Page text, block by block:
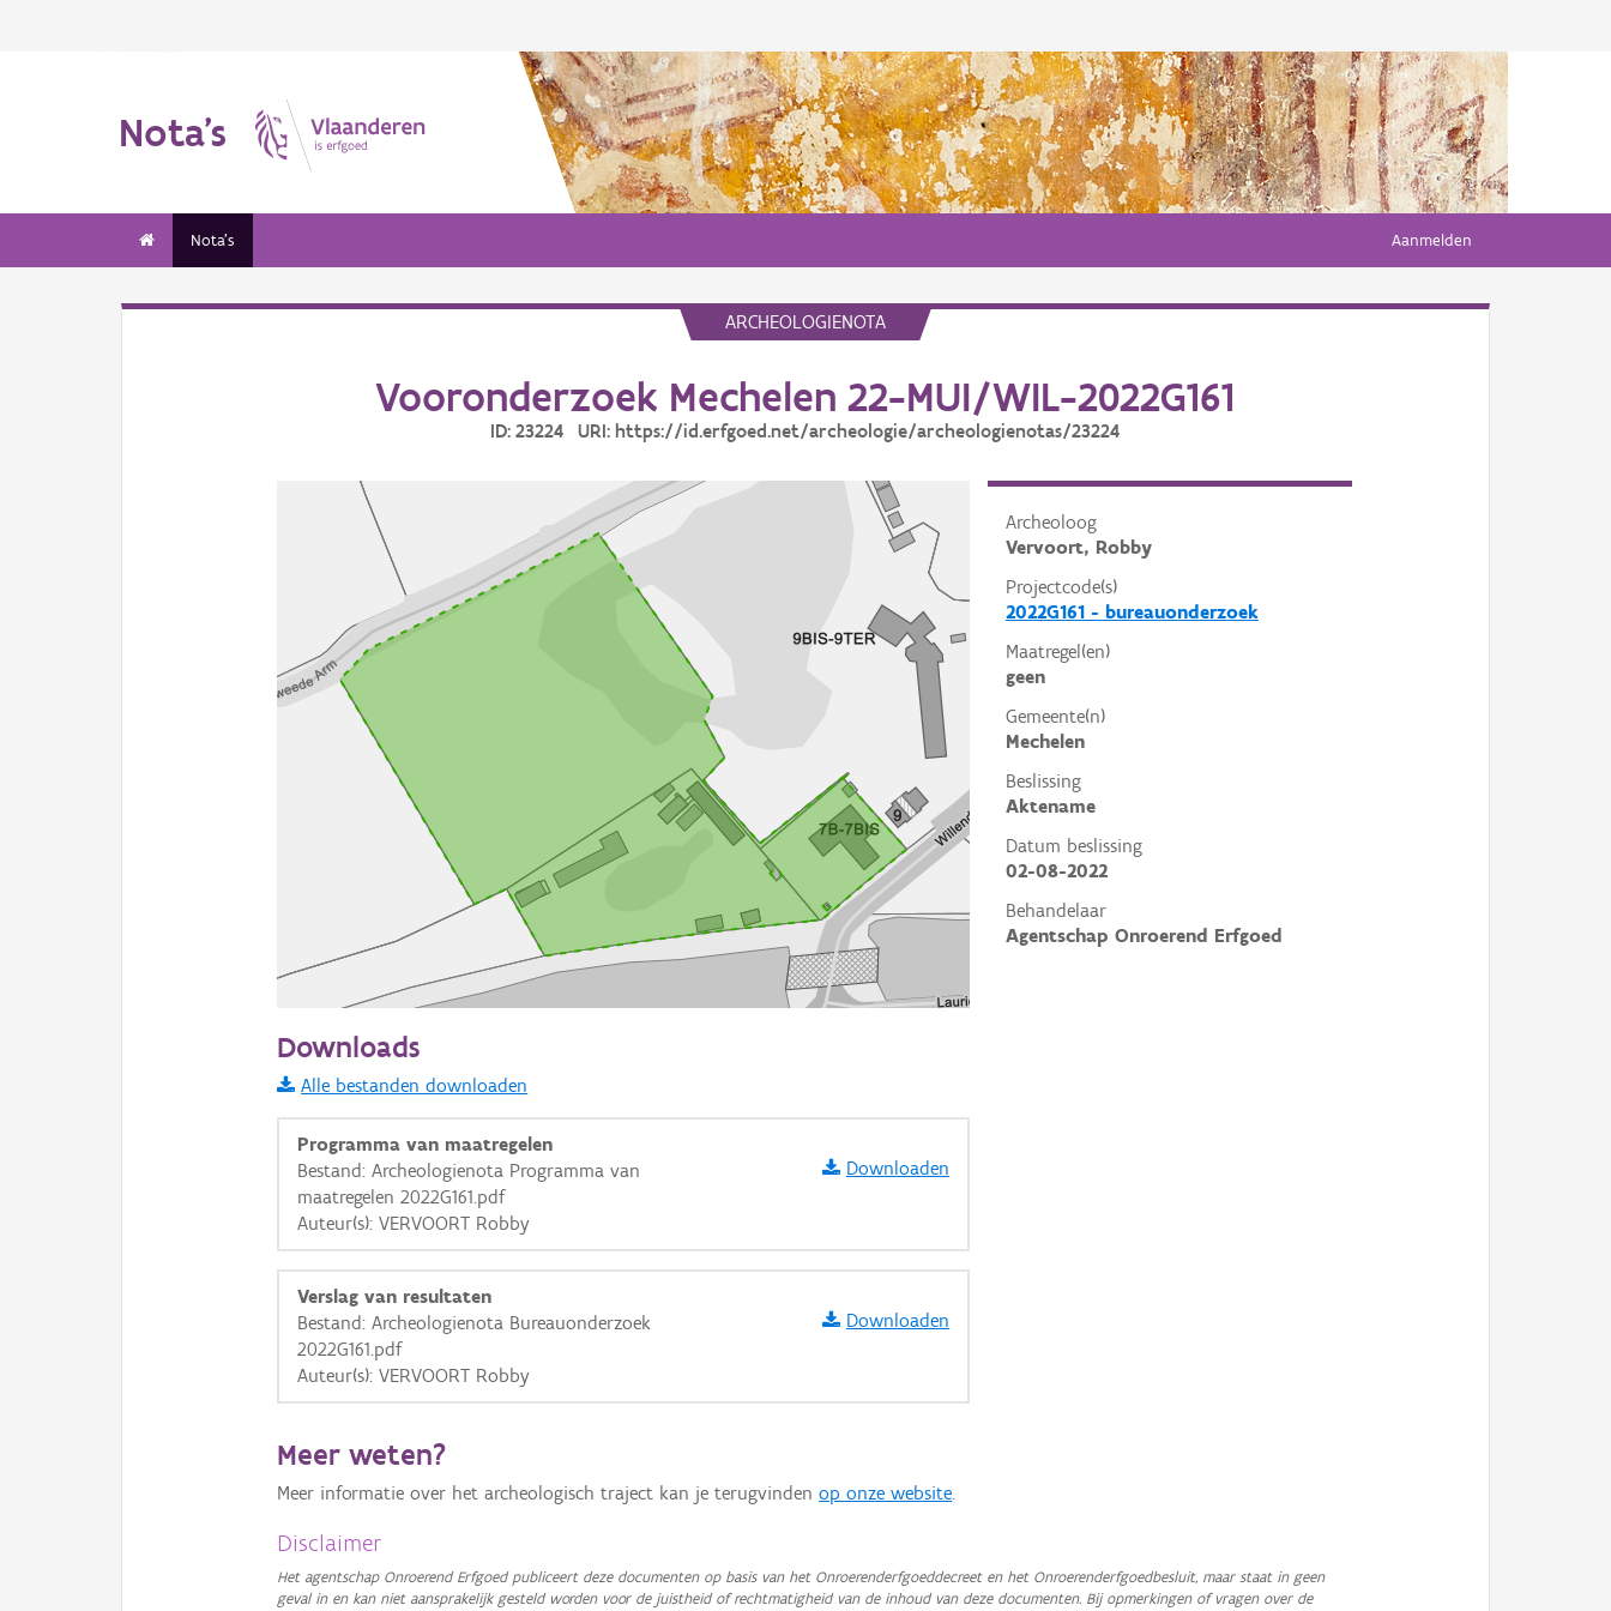
Nota's
Nota's Aanmelden
ARCHEOLOGIENOTA
Vooronderzoek Mechelen 22-MUI/WIL-2022G161
ID: 23224 URI: https://id.erfgoed.net/archeologie/archeologienotas/23224
Archeoloog
Vervoort, Robby
Projectcode(s)
2022G161 - bureauonderzoek
Maatregel(en)
geen
Gemeente(n)
Mechelen
Beslissing
Aktename
Datum beslissing
02-08-2022
Behandelaar
Agentschap Onroerend Erfgoed
Informatie Vlaanderen
i
+ −
Basis Lagen
Ortho
GRB-Basiskaart in grijswaarden
Downloads
Alle bestanden downloaden
Programma van maatregelen
Bestand: Archeologienota Programma van
maatregelen 2022G161.pdf
Auteur(s): VERVOORT Robby
Downloaden
Verslag van resultaten
Bestand: Archeologienota Bureauonderzoek
2022G161.pdf
Auteur(s): VERVOORT Robby
Downloaden
Meer weten?
Meer informatie over het archeologisch traject kan je terugvindenop onze website.
Disclaimer
Het agentschap Onroerend Erfgoed publiceert deze documenten op basis van het Onroerenderfgoeddecreet en het Onroerenderfgoedbesluit, maar staat in geen
geval in en kan niet aansprakelijk gesteld worden voor de juistheid of rechtmatigheid van de inhoud van deze documenten. Bij opmerkingen of vragen over de